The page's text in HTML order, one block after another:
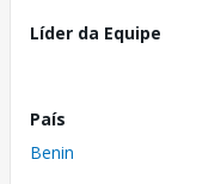
Líder da Equipe
País
Benin